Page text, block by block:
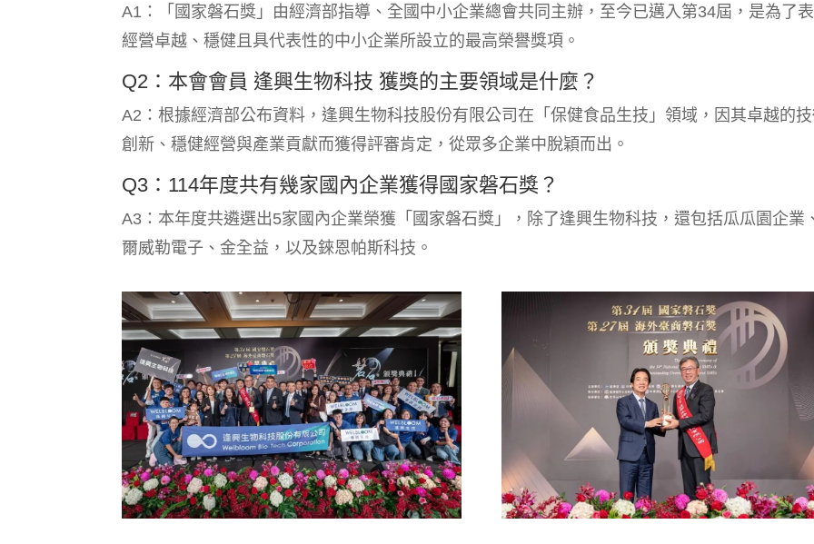
A1：「國家磐石獎」由經濟部指導、全國中小企業總會共同主辦，至今已邁入第34屆，是為了
經營卓越、穩健且具代表性的中小企業所設立的最高榮譽獎項。
Q2：本會會員 逢興生物科技 獲獎的主要領域是什麼？
A2：根據經濟部公布資料，逢興生物科技股份有限公司在「保健食品生技」領域，因其卓越的
創新、穩健經營與產業貢獻而獲得評審肯定，從眾多企業中脫穎而出。
Q3：114年度共有幾家國內企業獲得國家磐石獎？
A3：本年度共遴選出5家國內企業榮獲「國家磐石獎」，除了逢興生物科技，還包括瓜瓜園企業
爾威勒電子、金全益，以及錸恩帕斯科技。